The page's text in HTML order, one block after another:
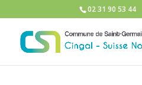
02 31 90 53 44